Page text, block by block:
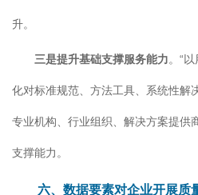
升。
三是提升基础支撑服务能力。“
化对标准规范、方法工具、系统性解
专业机构、行业组织、解决方案提供
支撑能力。
六、数据要素对企业开展质